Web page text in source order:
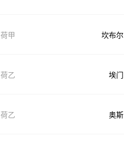
荷甲 坎布尔
荷乙 埃门
荷乙 奥斯